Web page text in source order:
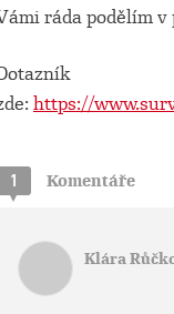
ráda podělím
https://
1 Komentáře
Klára